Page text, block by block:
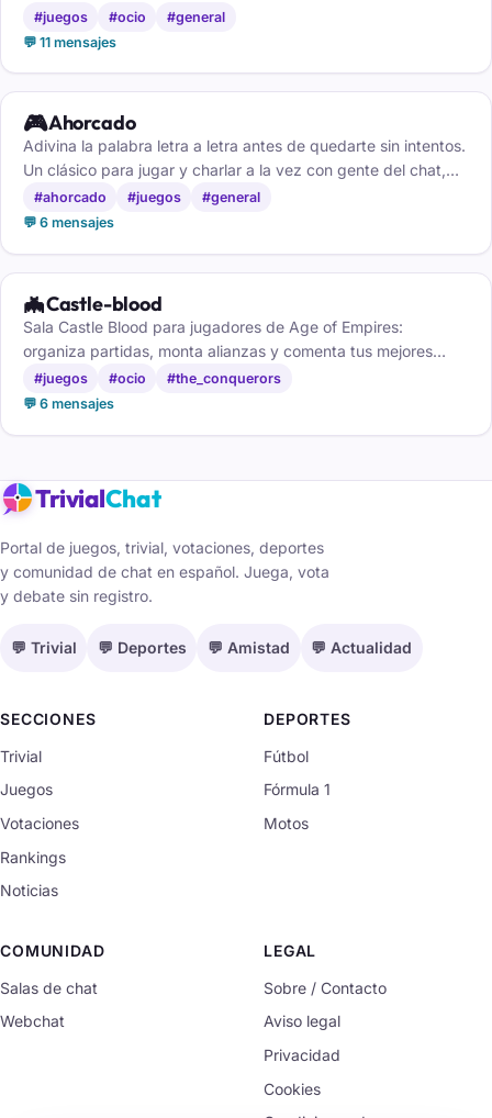
jugadas.
#juegos #ocio
#general
💬 11 mensajes
🎮Ahorcado
Adivina la palabra letra a letra antes de quedarte sin intentos.
Un clásico para jugar y charlar a la vez con gente del chat,
gratis y sin registro.
#ahorcado #juegos
#general
💬 6 mensajes
🦇Castle-blood
Sala Castle Blood para jugadores de Age of Empires:
organiza partidas, monta alianzas y comenta tus mejores
batallas de castillos.
#juegos #ocio
#the_conquerors
💬 6 mensajes
TrivialChat
Portal de juegos, trivial, votaciones, deportes
y comunidad de chat en español. Juega, vota
y debate sin registro.
💬 Trivial 💬 Deportes 💬 Amistad 💬 Actualidad
SECCIONES
Trivial
Juegos
Votaciones
Rankings
Noticias
DEPORTES
Fútbol
Fórmula 1
Motos
COMUNIDAD
Salas de chat
Webchat
LEGAL
Sobre / Contacto
Aviso legal
Privacidad
Cookies